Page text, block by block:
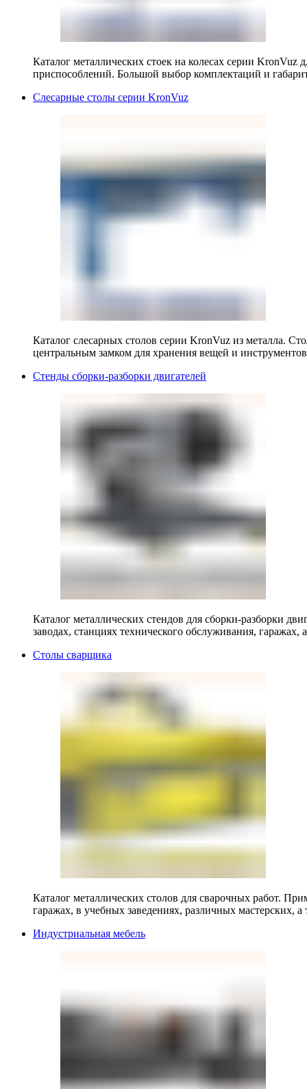
Каталог металлических стоек на колесах серии KronVuz
приспособлений. Большой выбор комплектаций и
Слесарные столы серии KronVuz
Каталог слесарных столов серии KronVuz из металла.
центральным замком для хранения вещей и
Стенды сборки-разборки двигателей
Каталог металлических стендов для сборки-разборки
заводах, станциях технического обслуживания, гаражах,
Столы сварщика
Каталог металлических столов для сварочных работ.
гаражах, в учебных заведениях, различных мастерских, а
Индустриальная мебель